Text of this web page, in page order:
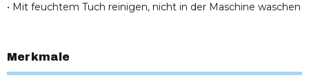
• Mit feuchtem Tuch reinigen, nicht in der Maschine waschen
Merkmale